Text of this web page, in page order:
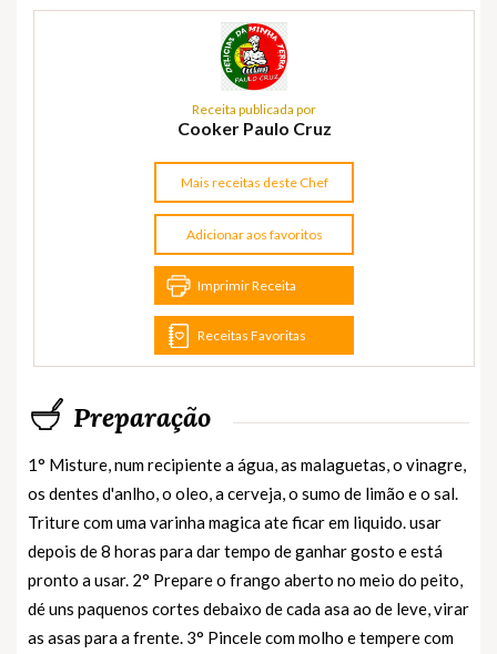
Receita publicada por
Cooker Paulo Cruz
Mais receitas deste Chef
Adicionar aos favoritos
Imprimir Receita
Receitas Favoritas
Preparação
1° Misture, num recipiente a água, as malaguetas, o vinagre,
os dentes d'anlho, o oleo, a cerveja, o sumo de limão e o sal.
Triture com uma varinha magica ate ficar em liquido. usar
depois de 8 horas para dar tempo de ganhar gosto e está
pronto a usar. 2° Prepare o frango aberto no meio do peito,
dé uns paquenos cortes debaixo de cada asa ao de leve, virar
as asas para a frente. 3° Pincele com molho e tempere com